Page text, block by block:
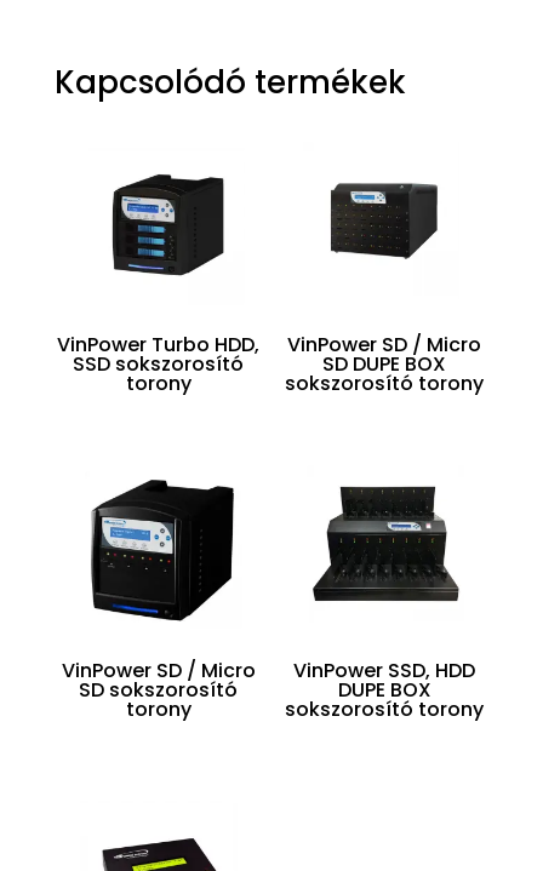
Kapcsolódó termékek
VinPower Turbo HDD,
SSD sokszorosító
torony
VinPower SD / Micro
SD DUPE BOX
sokszorosító torony
VinPower SD / Micro
SD sokszorosító
torony
VinPower SSD, HDD
DUPE BOX
sokszorosító torony